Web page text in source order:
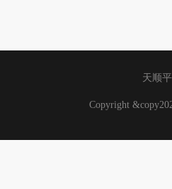
天顺
Copyright